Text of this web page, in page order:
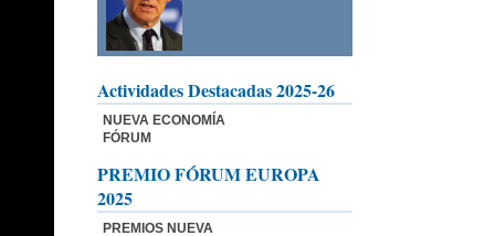
Actividades Destacadas 2025-26
NUEVA ECONOMÍA
FÓRUM
PREMIO FÓRUM EUROPA
2025
PREMIOS NUEVA